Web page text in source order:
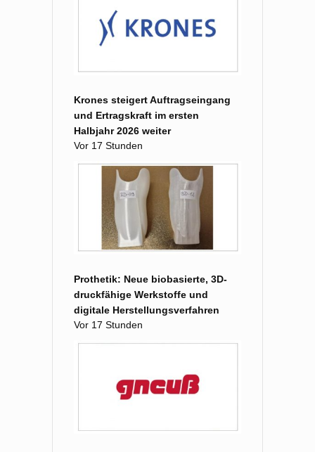
Krones steigert Auftragseingang
und Ertragskraft im ersten
Halbjahr 2026 weiter
Vor 17 Stunden
Prothetik: Neue biobasierte, 3D-
druckfähige Werkstoffe und
digitale Herstellungsverfahren
Vor 17 Stunden